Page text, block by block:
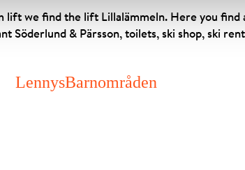
lift we find the lift Lillalämmeln. Here you find
Söderlund & Pärsson, toilets, ski shop, ski